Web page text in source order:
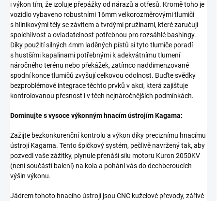
i výkon tím, že izoluje přepážky od nárazů a otřesů. Kromě toho je
vozidlo vybaveno robustními 16mm velkorozměrovými tlumiči
s hliníkovými těly se závitem a tvrdými pružinami, které zaručují
spolehlivost a ovladatelnost potřebnou pro rozsáhlé bashingy.
Díky použití silných 4mm laděných pístů si tyto tlumiče poradí
s hustšími kapalinami potřebnými k adekvátnímu tlumení
náročného terénu nebo překážek, zatímco naddimenzované
spodní konce tlumičů zvyšují celkovou odolnost. Buďte svědky
bezproblémové integrace těchto prvků v akci, která zajišťuje
kontrolovanou přesnost i v těch nejnáročnějších podmínkách.
Dominujte s vysoce výkonným hnacím ústrojím Kagama:
Zažijte bezkonkurenční kontrolu a výkon díky preciznímu hnacímu
ústrojí Kagama. Tento špičkový systém, pečlivě navržený tak, aby
pozvedl vaše zážitky, plynule přenáší sílu motoru Kuron 2050KV
(není součástí balení) na kola a pohání vás do dechberoucích
výšin výkonu.
Jádrem tohoto hnacího ústrojí jsou CNC kuželové převody, zářivě